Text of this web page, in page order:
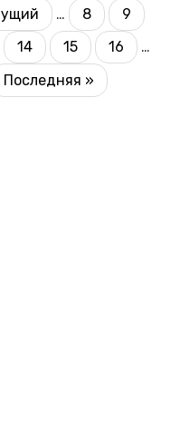
… Страница
8
9
Страница
14 Страница
15 Страница
16
…
Последняя
страница
Последняя »